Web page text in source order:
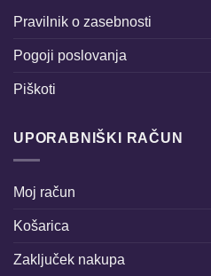
Pravilnik o zasebnosti
Pogoji poslovanja
Piškoti
UPORABNIŠKI RAČUN
Moj račun
Košarica
Zaključek nakupa